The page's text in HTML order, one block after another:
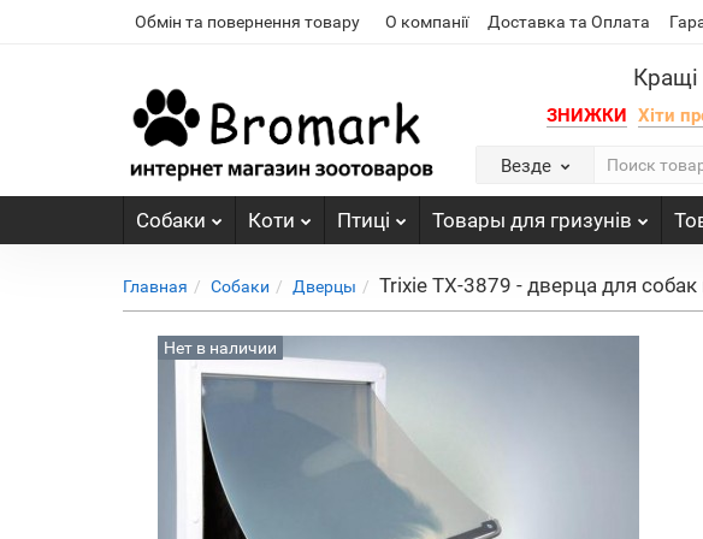
Обмін та повернення товару О компанії Доставка та Оплата
ЗНИЖКИ Хіти
Везде
Собаки Коти Птиці Товары для гризунів
Главная Собаки Дверцы Trixie TX-3879 - дверца для
Нет в наличии